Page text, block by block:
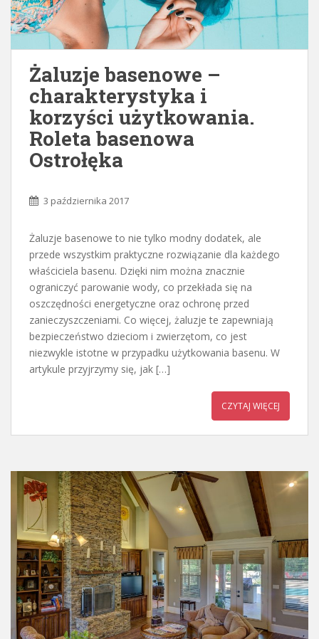
Żaluzje basenowe –
charakterystyka i
korzyści użytkowania.
Roleta basenowa
Ostrołęka
3 października 2017
Żaluzje basenowe to nie tylko modny dodatek, ale
przede wszystkim praktyczne rozwiązanie dla każdego
właściciela basenu. Dzięki nim można znacznie
ograniczyć parowanie wody, co przekłada się na
oszczędności energetyczne oraz ochronę przed
zanieczyszczeniami. Co więcej, żaluzje te zapewniają
bezpieczeństwo dzieciom i zwierzętom, co jest
niezwykle istotne w przypadku użytkowania basenu. W
artykule przyjrzymy się, jak […]
CZYTAJ WIĘCEJ